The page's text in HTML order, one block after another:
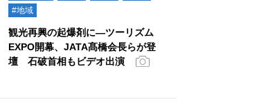
#地域
観光再興の起爆剤に―ツーリズム
EXPO開幕、JATA髙橋会長らが登
壇 石破首相もビデオ出演